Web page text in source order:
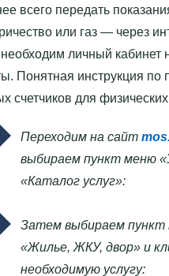
всего передать
или газ — через
необходим личный кабинет
Понятная инструкция по
счетчиков для
Переходим на сайт
выбираем пункт меню
«Каталог услуг»:
Затем выбираем пункт
«Жилье, ЖКУ, двор» и
необходимую услугу: